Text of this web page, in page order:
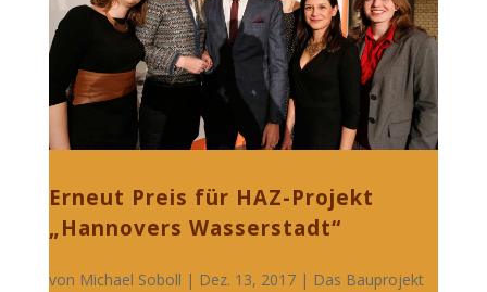
Erneut Preis für HAZ-Projekt
„Hannovers Wasserstadt“
von Michael Soboll | Dez. 13, 2017 | Das Bauprojekt